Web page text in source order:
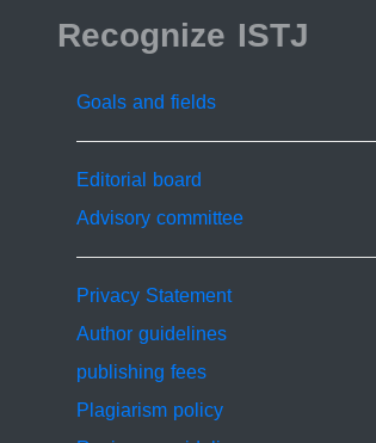
ISSN 2519-9854
Recognize ISTJ
Goals and fields
Editorial board
Advisory committee
Privacy Statement
Author guidelines
publishing fees
Plagiarism policy